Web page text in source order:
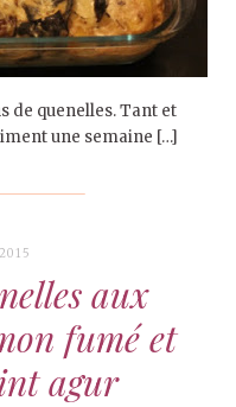
de quenelles. Tant et
une semaine […]
aux
fumé et
agur